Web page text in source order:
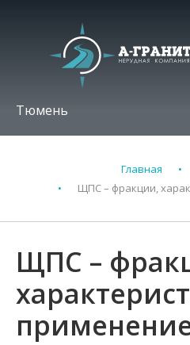
Тюмень
Главная
ЩПС – фракции,
ЩПС –